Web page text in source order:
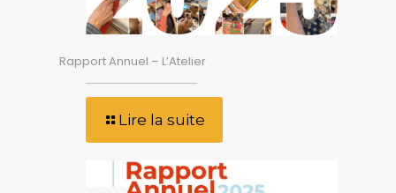
Rapport Annuel – L’Atelier
Lire la suite